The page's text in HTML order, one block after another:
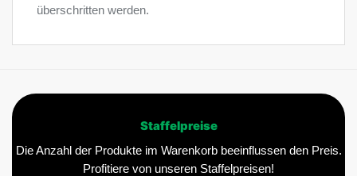
überschritten werden.
Staffelpreise
Die Anzahl der Produkte im Warenkorb beeinflussen den Preis.
Profitiere von unseren Staffelpreisen!